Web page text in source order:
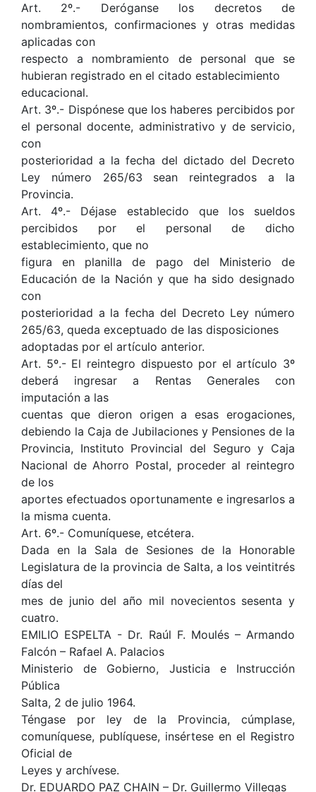
Art. 2º.- Deróganse los decretos de
nombramientos, confirmaciones y otras medidas
aplicadas con
respecto a nombramiento de personal que se
hubieran registrado en el citado establecimiento
educacional.
Art. 3º.- Dispónese que los haberes percibidos por
el personal docente, administrativo y de servicio,
con
posterioridad a la fecha del dictado del Decreto
Ley número 265/63 sean reintegrados a la
Provincia.
Art. 4º.- Déjase establecido que los sueldos
percibidos por el personal de dicho
establecimiento, que no
figura en planilla de pago del Ministerio de
Educación de la Nación y que ha sido designado
con
posterioridad a la fecha del Decreto Ley número
265/63, queda exceptuado de las disposiciones
adoptadas por el artículo anterior.
Art. 5º.- El reintegro dispuesto por el artículo 3º
deberá ingresar a Rentas Generales con
imputación a las
cuentas que dieron origen a esas erogaciones,
debiendo la Caja de Jubilaciones y Pensiones de la
Provincia, Instituto Provincial del Seguro y Caja
Nacional de Ahorro Postal, proceder al reintegro
de los
aportes efectuados oportunamente e ingresarlos a
la misma cuenta.
Art. 6º.- Comuníquese, etcétera.
Dada en la Sala de Sesiones de la Honorable
Legislatura de la provincia de Salta, a los veintitrés
días del
mes de junio del año mil novecientos sesenta y
cuatro.
EMILIO ESPELTA - Dr. Raúl F. Moulés – Armando
Falcón – Rafael A. Palacios
Ministerio de Gobierno, Justicia e Instrucción
Pública
Salta, 2 de julio 1964.
Téngase por ley de la Provincia, cúmplase,
comuníquese, publíquese, insértese en el Registro
Oficial de
Leyes y archívese.
Dr. EDUARDO PAZ CHAIN – Dr. Guillermo Villegas